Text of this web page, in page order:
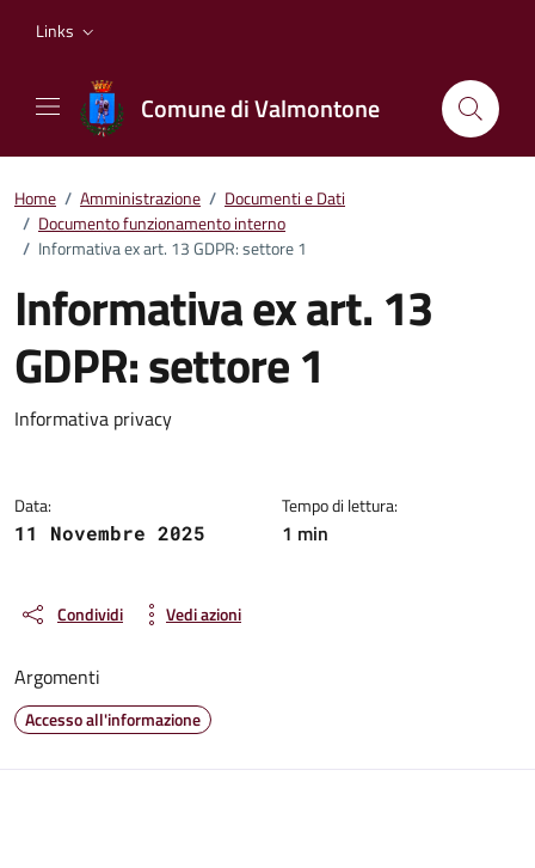
Links
Comune di Valmontone
Home / Amministrazione / Documenti e Dati
/ Documento funzionamento interno
/ Informativa ex art. 13 GDPR: settore 1
Informativa ex art. 13
GDPR: settore 1
Dettagli del documento
Informativa privacy
Data:
11 Novembre 2025
Tempo di lettura:
1 min
Condividi Vedi azioni
Argomenti
Accesso all'informazione